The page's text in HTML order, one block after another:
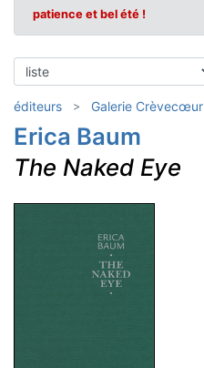
patience et bel été !
éditeurs Galerie Crèvecœur
Erica Baum
The Naked Eye